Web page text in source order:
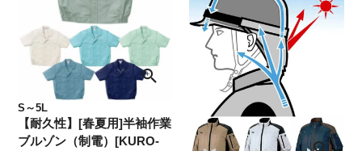
S～5L
【耐久性】[春夏用]半袖作業
ブルゾン（制電）[KURO-